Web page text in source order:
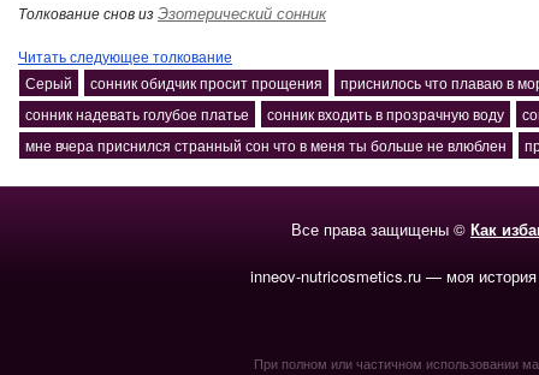
Толкование снов изЭзотерический сонник
Читать следующее толкование
Серый
сонник обидчик просит прощения
приснилось что плаваю в
сонник надевать голубое платье
сонник входить в прозрачную воду
мне вчера приснился странный сон что в меня ты больше не влюблен
Все права защищены © Как
inneov-nutricosmetics.ru — моя
При полном или частичном использовании